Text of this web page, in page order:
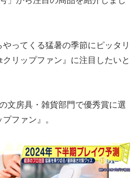
ってくる猛暑の季節にピッタリ
リップファン』に注目したいと
文房具・雑貨部門で優秀賞に選
ファン』。